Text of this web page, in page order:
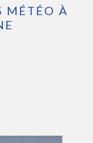
MÉTÉO À